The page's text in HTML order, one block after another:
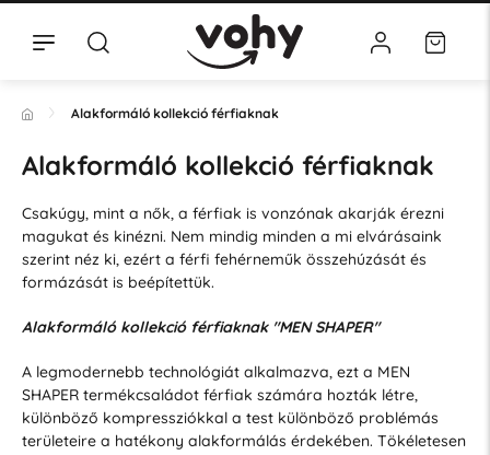
Alakformáló kollekció férfiaknak
Alakformáló kollekció férfiaknak
Csakúgy, mint a nők, a férfiak is vonzónak akarják érezni
magukat és kinézni. Nem mindig minden a mi elvárásaink
szerint néz ki, ezért a férfi fehérneműk összehúzását és
formázását is beépítettük.
Alakformáló kollekció férfiaknak "MEN SHAPER"
A legmodernebb technológiát alkalmazva, ezt a MEN
SHAPER termékcsaládot férfiak számára hozták létre,
különböző kompressziókkal a test különböző problémás
területeire a hatékony alakformálás érdekében. Tökéletesen